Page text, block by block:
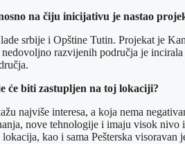
na čiju inicijativu je nastao
srbije i Opštine Tutin. Projekat je
razvijenih područja je
će biti zastupljen na toj lokaciji?
najviše interesa, a koja nema
nove tehnologije i imaju visok nivo
kao i sama Pešterska